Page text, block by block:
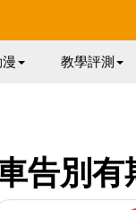
教學評測
告別